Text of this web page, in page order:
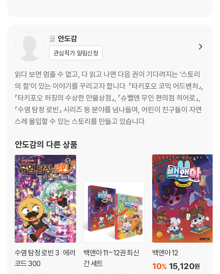
글 안도감
관심작가 알림신청
읽다 보면 멈출 수 없고, 다 읽고 나면 다음 권이 기다려지는 ‘스토리
의 힘’이 있는 이야기를 꾸리고자 합니다. 『타키포오 코믹 어드벤처』,
『타키포오 허징의 수상한 만물상점』, 『슈뻘맨 무인 편의점 히어로』,
『수염 탐정 로빈』 시리즈 등 분야를 넘나들며, 어린이 친구들이 자연
스레 몰입할 수 있는 스토리를 만들고 있습니다.
안도감의 다른 상품
수염 탐정 로빈 3 : 에러
코드 300
백앤아 11~12권 최신
간 세트
백앤아 12
15,120원
10%